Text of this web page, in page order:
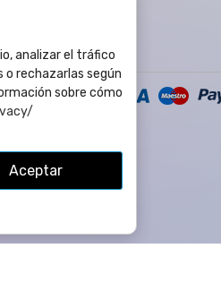
analizar el tráfico
o rechazarlas según
sobre cómo
Aceptar